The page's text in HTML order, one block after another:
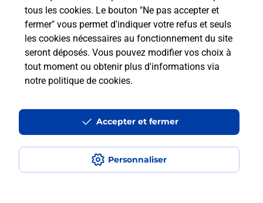
tous les cookies. Le bouton "Ne pas accepter et
fermer" vous permet d'indiquer votre refus et seuls
les cookies nécessaires au fonctionnement du site
seront déposés. Vous pouvez modifier vos choix à
tout moment ou obtenir plus d'informations via
notre politique de cookies.
Personnaliser
Accepter et fermer
ST JEAN DE BRAYE
CONSIGNE CRF MARKET STJEAN DE BRAYE
Accessibilité : partiellement conforme
Conditions contractuelles
Mentions légales